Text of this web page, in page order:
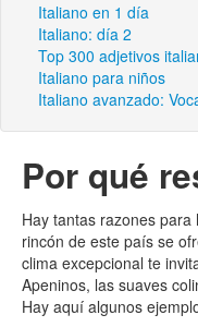
Italiano en 1 día
Italiano: día 2
Top 300 adjetivos
Italiano para niños
Italiano avanzado:
Por qué
Hay tantas razones para
rincón de este país se
clima excepcional te
Apeninos, las suaves
Hay aquí algunos